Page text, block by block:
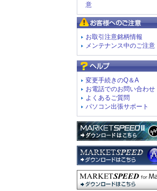
意
お取引注意銘柄情報
メンテナンス中のご注意
変更手続きのQ＆A
お電話でのお問い合わせ
よくあるご質問
パソコン出張サポート